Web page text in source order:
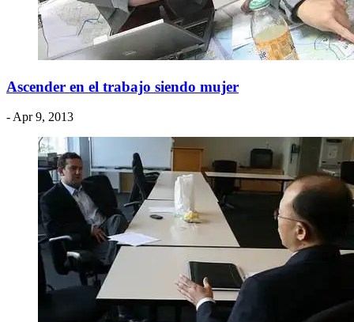
Ascender en el trabajo siendo mujer
- Apr 9, 2013